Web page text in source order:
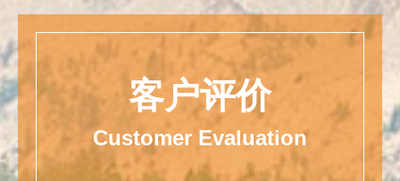
客户评价
Customer Evaluation